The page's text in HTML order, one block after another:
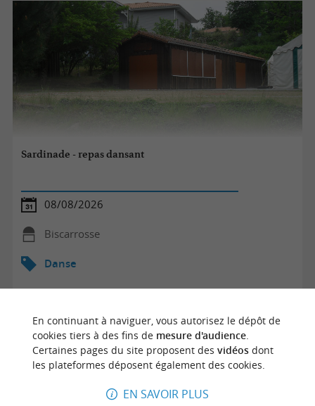
Sardinade - repas dansant
08/08/2026
Biscarrosse
Danse
En continuant à naviguer, vous autorisez le dépôt de
cookies tiers à des fins de mesure d'audience.
Certaines pages du site proposent des vidéosdont
les plateformes déposent également des cookies.
EN SAVOIR PLUS